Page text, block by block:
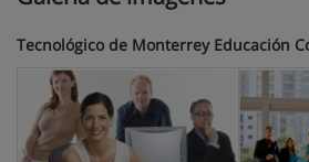
Tecnológico de Monterrey Educación